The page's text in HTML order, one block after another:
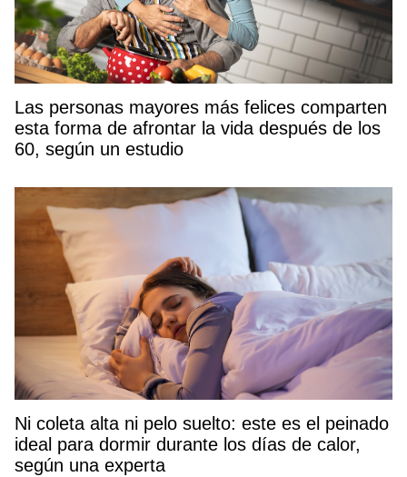
Las personas mayores más felices comparten
esta forma de afrontar la vida después de los
60, según un estudio
Ni coleta alta ni pelo suelto: este es el peinado
ideal para dormir durante los días de calor,
según una experta